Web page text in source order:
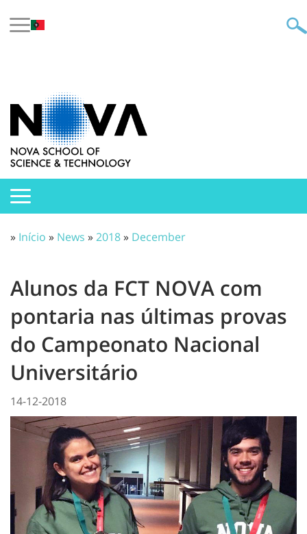
» Início » News »2018» December
Alunos da FCT NOVA com
pontaria nas últimas provas
do Campeonato Nacional
Universitário
14-12-2018